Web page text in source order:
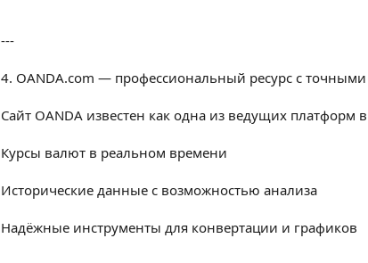
---
4. OANDA.com — профессиональный ресурс с
Сайт OANDA известен как одна из ведущих
Курсы валют в реальном времени
Исторические данные с возможностью анализа
Надёжные инструменты для конвертации и графиков